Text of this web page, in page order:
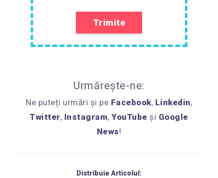
Urmărește-ne:
Ne puteți urmări și pe Facebook, Linkedin,
Twitter, Instagram,YouTube și Google
News!
Distribuie Articolul: